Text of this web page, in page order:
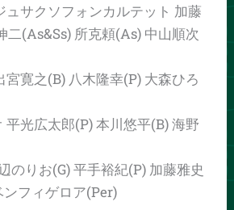
ュサクソフォンカルテット 加藤
二(As&Ss) 所克頼(As) 中山順次
宮寛之(B) 八木隆幸(P) 大森ひろ
平光広太郎(P) 本川悠平(B) 海野
のりお(G) 平手裕紀(P) 加藤雅史
ンフィゲロア(Per)